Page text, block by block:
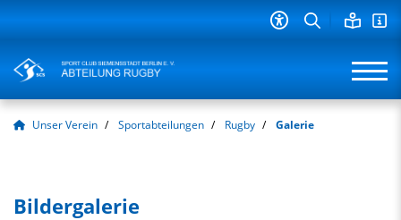
Unser Verein Sportabteilungen Rugby Galerie
Bildergalerie